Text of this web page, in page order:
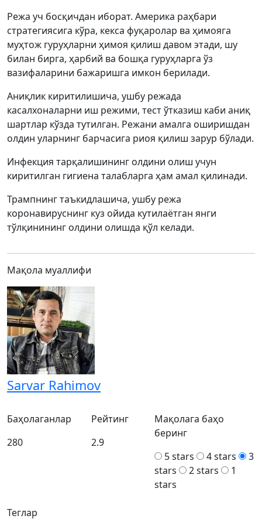
Режа уч босқичдан иборат. Америка раҳбари
стратегиясига кўра, кекса фуқаролар ва ҳимояга
муҳтож гуруҳларни ҳимоя қилиш давом этади, шу
билан бирга, ҳарбий ва бошқа гуруҳларга ўз
вазифаларини бажаришга имкон берилади.
Аниқлик киритилишича, ушбу режада
касалхоналарни иш режими, тест ўтказиш каби аниқ
шартлар кўзда тутилган. Режани амалга оширишдан
олдин уларнинг барчасига риоя қилиш зарур бўлади.
Инфекция тарқалишининг олдини олиш учун
киритилган гигиена талабларга ҳам амал қилинади.
Трампнинг таъкидлашича, ушбу режа
коронавируснинг куз ойида кутилаётган янги
тўлқинининг олдини олишда қўл келади.
Мақола муаллифи
Sarvar Rahimov
Теглар
Баҳолаганлар
280
Рейтинг
2.9
Мақолага баҳо
беринг
5 stars
4 stars
3
stars
2 stars
1
stars